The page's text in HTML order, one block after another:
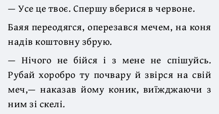
— Усе це твоє. Спершу вберися в червоне.
Баяя переодягся, оперезався мечем, на коня
надів коштовну збрую.
— Нічого не бійся і з мене не спішуйсь.
Рубай хоробро ту почвару й звірся на свій
меч,— наказав йому коник, виїжджаючи з
ним зі скелі.